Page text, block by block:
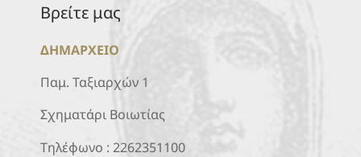
Βρείτε μας
ΔΗΜΑΡΧΕΙΟ
Παμ. Ταξιαρχών 1
Σχηματάρι Βοιωτίας
Τηλέφωνο : 2262351100